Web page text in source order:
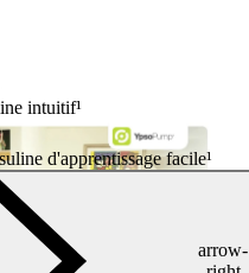
intuitif¹
d'apprentissage facile¹
arrow-